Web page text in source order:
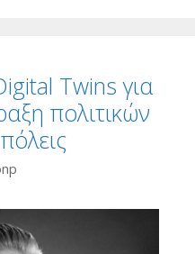
Twins για
πολιτικών